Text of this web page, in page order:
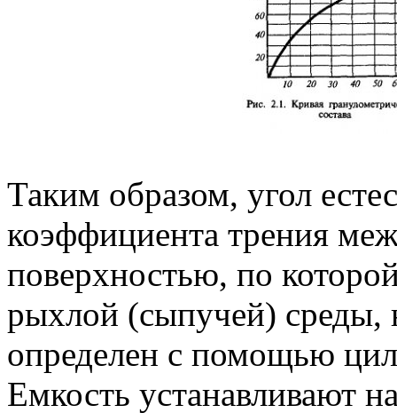
Таким образом, угол
коэффициента трения
поверхностью, по
рыхлой (сыпучей) среды,
определен с помощью
Емкость устанавливают